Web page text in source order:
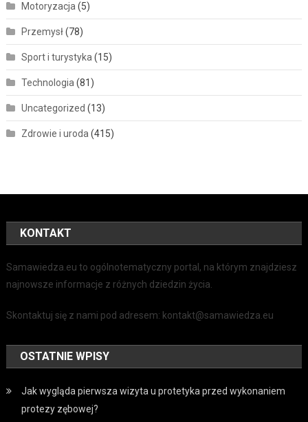
Motoryzacja(5)
Przemysł(78)
Sport i turystyka(15)
Technologia(81)
Uncategorized (13)
Zdrowie i uroda(415)
KONTAKT
Samawiedza.eu to ogólnotematyczny portal, na którym znajdziesz
najnowsze informacje z różnych dziedzin życia.
Skontaktuj się z nami pod adresem: kontakt@samawiedza.eu
OSTATNIE WPISY
Jak wygląda pierwsza wizyta u protetyka przed wykonaniem
protezy zębowej?